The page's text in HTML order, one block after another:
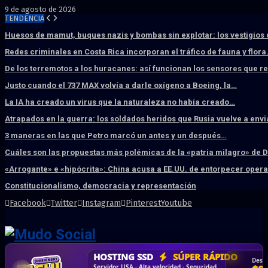
9 de agosto de 2026
TENDENCIA
Huesos de mamut, buques nazis y bombas sin explotar: los vestigios
Redes criminales en Costa Rica incorporan el tráfico de fauna y
De los terremotos a los huracanes: así funcionan los sensores que
Justo cuando el 737 MAX volvía a darle oxígeno a Boeing, la…
La IA ha creado un virus que la naturaleza no había creado…
Atrapados en la guerra: los soldados heridos que Rusia vuelve a
3 maneras en las que Petro marcó un antes y un después…
Cuáles son las propuestas más polémicas de la «patria milagro» de
«Arrogante» e «hipócrita»: China acusa a EE.UU. de entorpecer
Constitucionalismo, democracia y representación
Facebook Twitter Instagram PinterestYoutube
HOSTING SSD SÚPER RÁPIDO
DISEÑO WEB PROFESIONAL
CRM & DASHBOARD A MEDIDA
CORREO CORPORATIVO